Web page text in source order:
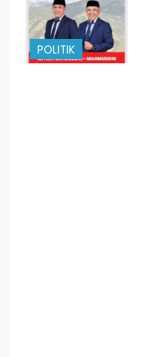
POLITIK